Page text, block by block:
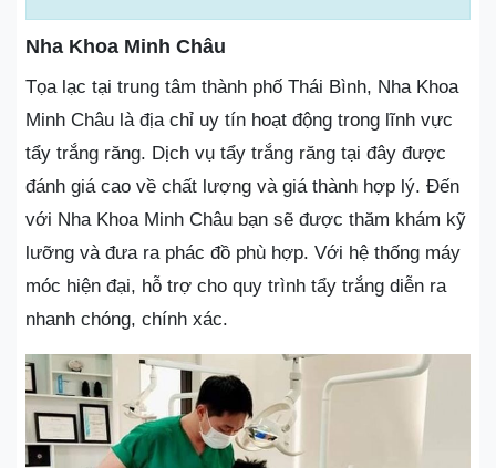
Nha Khoa Minh Châu
Tọa lạc tại trung tâm thành phố Thái Bình, Nha Khoa
Minh Châu là địa chỉ uy tín hoạt động trong lĩnh vực
tẩy trắng răng. Dịch vụ tẩy trắng răng tại đây được
đánh giá cao về chất lượng và giá thành hợp lý. Đến
với Nha Khoa Minh Châu bạn sẽ được thăm khám kỹ
lưỡng và đưa ra phác đồ phù hợp. Với hệ thống máy
móc hiện đại, hỗ trợ cho quy trình tẩy trắng diễn ra
nhanh chóng, chính xác.